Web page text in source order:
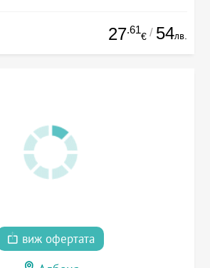
27.61
€ / 54лв.
виж офертата